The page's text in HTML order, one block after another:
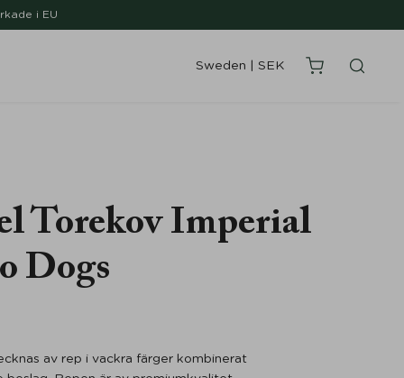
i EU
Sweden SEK
Torekov Imperial
Dogs
av rep i vackra färger kombinerat